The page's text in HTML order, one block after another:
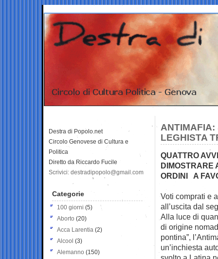
ANTIMAFIA:
LEGHISTA
QUATTRO
DIMOSTRARE
ORDINI A
Voti comprati e
all’uscita dal
Alla luce di
di origine
pontina”,
un’inchiesta
Destra di Popolo.net
Circolo Genovese di Cultura e
Politica
Diretto da Riccardo Fucile
Scrivici: destradipopolo@gmail.com
Categorie
100 giorni (5)
Aborto (20)
Acca Larentia (2)
Alcool (3)
Alemanno (150)